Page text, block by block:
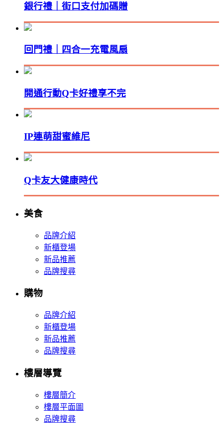
銀行禮｜街口支付加碼贈
回門禮｜四合一充電風扇
開通行動Q卡好禮享不完
IP連萌甜蜜維尼
Q卡友大健康時代
美食
品牌介紹
新櫃登場
新品推薦
品牌搜尋
購物
品牌介紹
新櫃登場
新品推薦
品牌搜尋
樓層導覽
樓層簡介
樓層平面圖
品牌搜尋